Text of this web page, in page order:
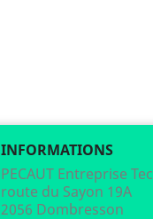
INFORMATIONS
PECAUT Entreprise
route du Sayon 19A
2056 Dombresson